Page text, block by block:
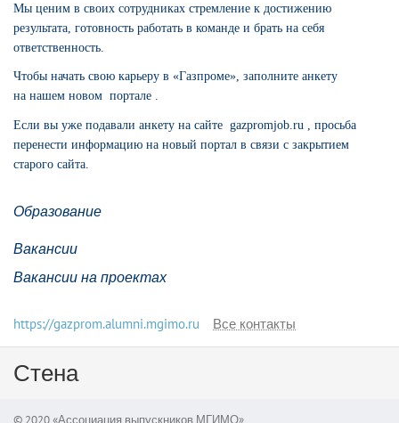
Мы ценим в своих сотрудниках стремление к достижению
результата, готовность работать в команде и брать на себя
ответственность.
Чтобы начать свою карьеру в «Газпроме», заполните анкету
на нашем новом портале .
Если вы уже подавали анкету на сайте gazpromjob.ru
, просьба
перенести информацию на новый портал в связи с закрытием
старого сайта.
Образование
Вакансии
Вакансии на проектах
https://gazprom.alumni.mgimo.ru Все контакты
Стена